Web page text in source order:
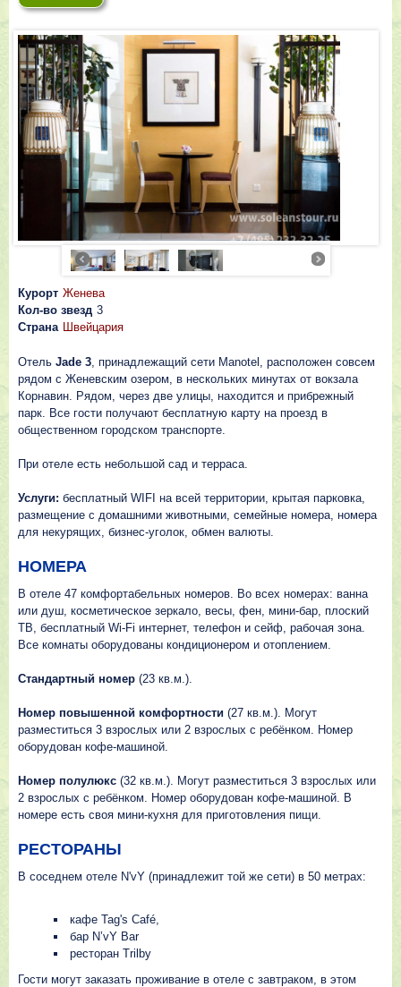
Курорт Женева
Кол-во звезд 3
Страна Швейцария
Отель Jade 3, принадлежащий сети Manotel, расположен совсем
рядом с Женевским озером, в нескольких минутах от вокзала
Корнавин. Рядом, через две улицы, находится и прибрежный
парк. Все гости получают бесплатную карту на проезд в
общественном городском транспорте.
При отеле есть небольшой сад и терраса.
Услуги: бесплатный WIFI на всей территории, крытая парковка,
размещение с домашними животными, семейные номера, номера
для некурящих, бизнес-уголок, обмен валюты.
НОМЕРА
В отеле 47 комфортабельных номеров. Во всех номерах: ванна
или душ, косметическое зеркало, весы, фен, мини-бар, плоский
ТВ, бесплатный Wi-Fi интернет, телефон и сейф, рабочая зона.
Все комнаты оборудованы кондиционером и отоплением.
Стандартный номер (23 кв.м.).
Номер повышенной комфортности (27 кв.м.). Могут
разместиться 3 взрослых или 2 взрослых с ребёнком. Номер
оборудован кофе-машиной.
Номер полулюкс (32 кв.м.). Могут разместиться 3 взрослых или
2 взрослых с ребёнком. Номер оборудован кофе-машиной. В
номере есть своя мини-кухня для приготовления пищи.
РЕСТОРАНЫ
В соседнем отеле N'vY (принадлежит той же сети) в 50 метрах:
кафе Tag's Café,
бар N’vY Bar
ресторан Trilby
Гости могут заказать проживание в отеле с завтраком, в этом